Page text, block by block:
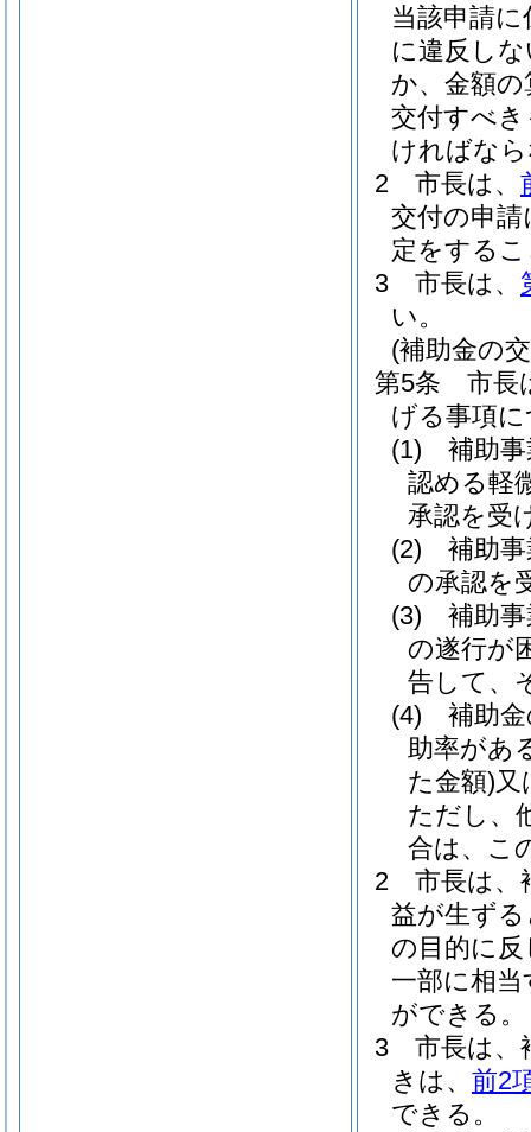
当該申請
に違反し
か、金額
交付すべ
ければな
2
市長は、
交付の申
定をする
3
市長は、
い。
(補助金の
第5条
市長
げる事項
(1)
補助
認める軽
承認を受
(2)
補助
の承認を
(3)
補助
の遂行が
告して、
(4)
補助
助率があ
た金額)又
ただし、
合は、こ
2
市長は、
益が生ず
の目的に
一部に相
ができる。
3
市長は、
きは、 前2
できる。